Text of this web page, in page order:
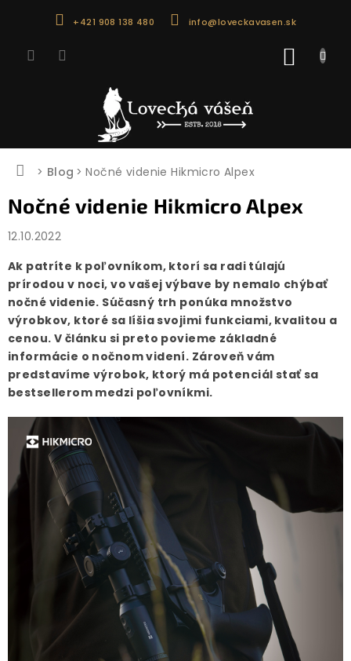
+421 908 138 480 info@loveckavasen.sk
Domov
Blog Nočné videnie Hikmicro Alpex
Nočné videnie Hikmicro Alpex
12.10.2022
Ak patríte k poľovníkom, ktorí sa radi túlajú
prírodou v noci, vo vašej výbave by nemalo chýbať
nočné videnie. Súčasný trh ponúka množstvo
výrobkov, ktoré sa líšia svojimi funkciami, kvalitou a
cenou. V článku si preto povieme základné
informácie o nočnom videní. Zároveň vám
predstavíme výrobok, ktorý má potenciál stať sa
bestsellerom medzi poľovníkmi.